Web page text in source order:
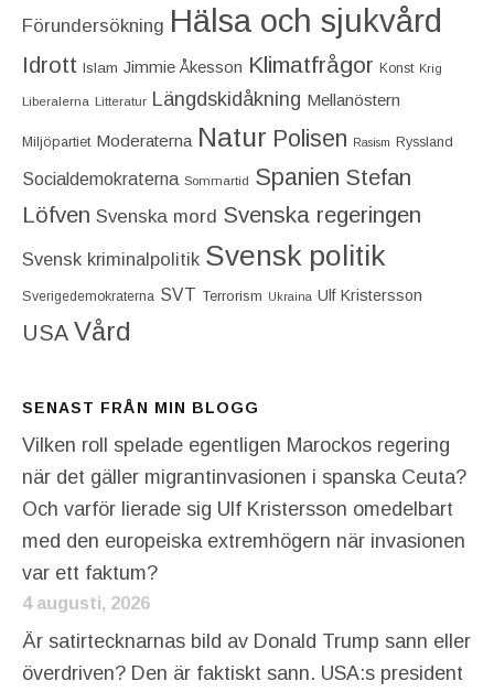
Förundersökning Hälsa och sjukvård
Idrott Islam Jimmie Åkesson Klimatfrågor Konst Krig
Liberalerna Litteratur Längdskidåkning Mellanöstern
Miljöpartiet Moderaterna Natur Polisen Rasism Ryssland
Socialdemokraterna Sommartid Spanien Stefan
Löfven Svenska mord Svenska regeringen
Svensk kriminalpolitik Svensk politik
Sverigedemokraterna SVT Terrorism Ukraina Ulf Kristersson
USA Vård
SENAST FRÅN MIN BLOGG
Vilken roll spelade egentligen Marockos regering
när det gäller migrantinvasionen i spanska Ceuta?
Och varför lierade sig Ulf Kristersson omedelbart
med den europeiska extremhögern när invasionen
var ett faktum?
4 augusti, 2026
Är satirtecknarnas bild av Donald Trump sann eller
överdriven? Den är faktiskt sann. USA:s president